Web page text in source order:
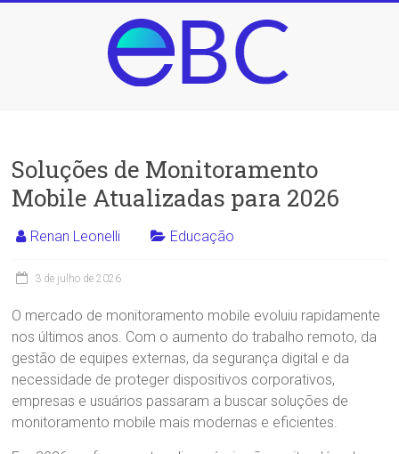
Brasileira
Conectada
Soluções de Monitoramento
Mobile Atualizadas para 2026
Renan Leonelli Educação
3 de julho de 2026
O mercado de monitoramento mobile evoluiu rapidamente
nos últimos anos. Com o aumento do trabalho remoto, da
gestão de equipes externas, da segurança digital e da
necessidade de proteger dispositivos corporativos,
empresas e usuários passaram a buscar soluções de
monitoramento mobile mais modernas e eficientes.